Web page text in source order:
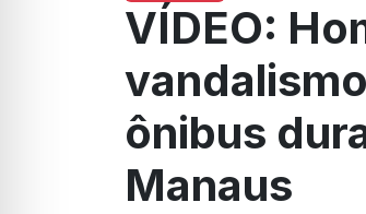
VÍDEO:
ônibus
Manaus